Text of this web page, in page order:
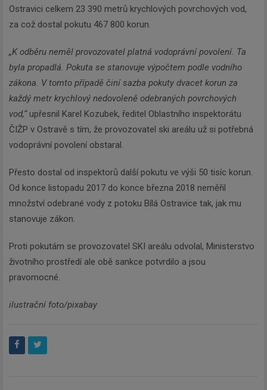
Ostravici celkem 23 390 metrů krychlových povrchových vod,
za což dostal pokutu 467 800 korun.
„K odběru neměl provozovatel platná vodoprávní povolení. Ta
byla propadlá. Pokuta se stanovuje výpočtem podle vodního
zákona. V tomto případě činí sazba pokuty dvacet korun za
každý metr krychlový nedovoleně odebraných povrchových
vod,“ upřesnil Karel Kozubek, ředitel Oblastního inspektorátu
ČIŽP v Ostravě s tím, že provozovatel ski areálu už si potřebná
vodoprávní povolení obstaral.
Přesto dostal od inspektorů další pokutu ve výši 50 tisíc korun.
Od konce listopadu 2017 do konce března 2018 neměřil
množství odebrané vody z potoku Bílá Ostravice tak, jak mu
stanovuje zákon.
Proti pokutám se provozovatel SKI areálu odvolal, Ministerstvo
životního prostředí ale obě sankce potvrdilo a jsou
pravomocné.
ilustrační foto/pixabay